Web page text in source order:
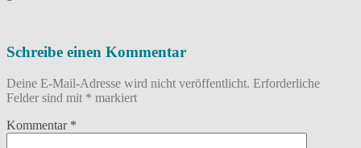
Schreibe einen Kommentar
Deine E-Mail-Adresse wird nicht veröffentlicht. Erforderliche
Felder sind mit * markiert
Kommentar *